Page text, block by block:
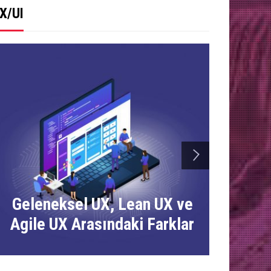
UI
Geleneksel UX, Lean UX ve
Agile UX Arasındaki Farklar
next